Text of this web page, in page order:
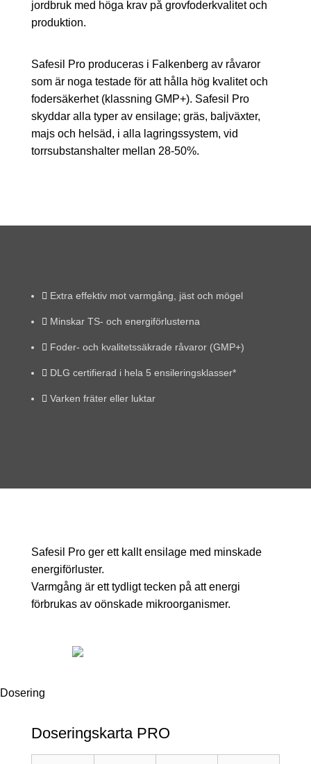
jordbruk med höga krav på grovfoderkvalitet och
produktion.
Safesil Pro produceras i Falkenberg av råvaror
som är noga testade för att hålla hög kvalitet och
fodersäkerhet (klassning GMP+). Safesil Pro
skyddar alla typer av ensilage; gräs, baljväxter,
majs och helsäd, i alla lagringssystem, vid
torrsubstanshalter mellan 28-50%.
Extra effektiv mot varmgång, jäst och mögel
Minskar TS- och energiförlusterna
Foder- och kvalitetssäkrade råvaror (GMP+)
DLG certifierad i hela 5 ensileringsklasser*
Varken fräter eller luktar
Safesil Pro ger ett kallt ensilage med minskade
energiförluster.
Varmgång är ett tydligt tecken på att energi
förbrukas av oönskade mikroorganismer.
Dosering
Doseringskarta PRO